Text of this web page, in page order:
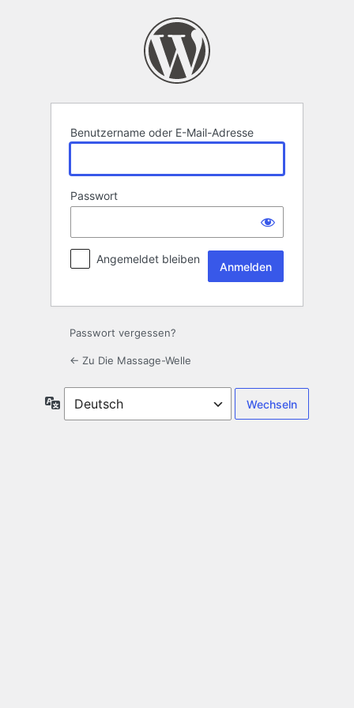
Benutzername oder E-Mail-Adresse
Passwort
Angemeldet bleiben
Passwort vergessen?
← Zu Die Massage-Welle
Sprache